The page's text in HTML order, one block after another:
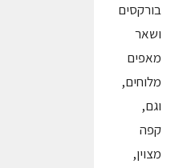
בורקסים
ושאר
מאפים
מלוחים,
וגם,
קפה
מצוין,